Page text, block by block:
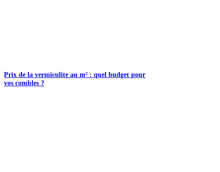
Prix de la vermiculite au m² : quel budget pour
vos combles ?